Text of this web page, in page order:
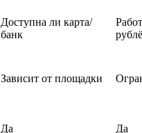
Доступна ли карта/
банк
Зависит от площадки
Да Да